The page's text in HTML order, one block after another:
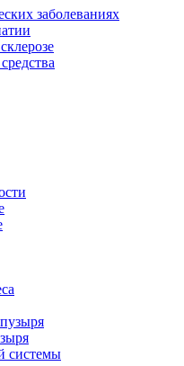
заболеваниях
системы